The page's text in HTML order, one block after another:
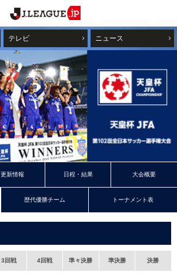
テレビ ニュース
更新情報 日程・結果 大会概要
歴代優勝チーム トーナメント表
3回戦 4回戦 準々決勝 準決勝 決勝